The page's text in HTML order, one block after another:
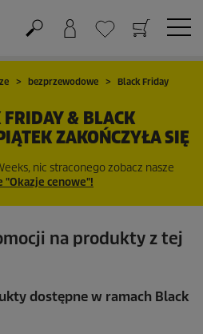
bezprzewodowe
Black Friday
& BLACK
ZAKOŃCZYŁA SIĘ
nic straconego zobacz nasze
"Okazje cenowe"!
na produkty z tej
dostępne w ramach Black